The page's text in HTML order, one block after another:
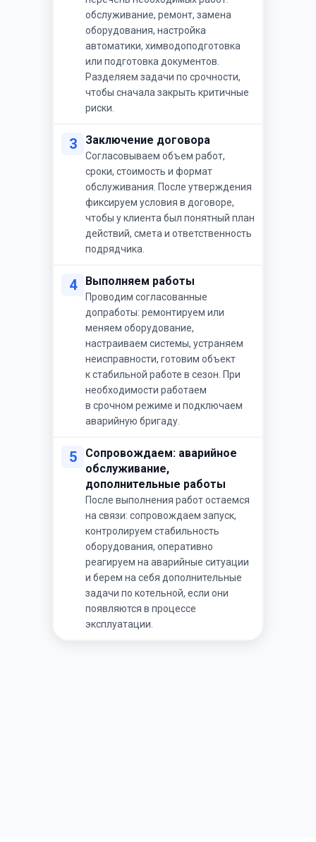
обслуживание, ремонт, замена
оборудования, настройка
автоматики, химводоподготовка
или подготовка документов.
Разделяем задачи по срочности,
чтобы сначала закрыть критичные
риски.
3 Заключение договора
Согласовываем объем работ,
сроки, стоимость и формат
обслуживания. После утверждения
фиксируем условия в договоре,
чтобы у клиента был понятный план
действий, смета и ответственность
подрядчика.
4 Выполняем работы
Проводим согласованные
допработы: ремонтируем или
меняем оборудование,
настраиваем системы, устраняем
неисправности, готовим объект
к стабильной работе в сезон. При
необходимости работаем
в срочном режиме и подключаем
аварийную бригаду.
5
Сопровождаем: аварийное
обслуживание,
дополнительные работы
После выполнения работ остаемся
на связи: сопровождаем запуск,
контролируем стабильность
оборудования, оперативно
реагируем на аварийные ситуации
и берем на себя дополнительные
задачи по котельной, если они
появляются в процессе
эксплуатации.